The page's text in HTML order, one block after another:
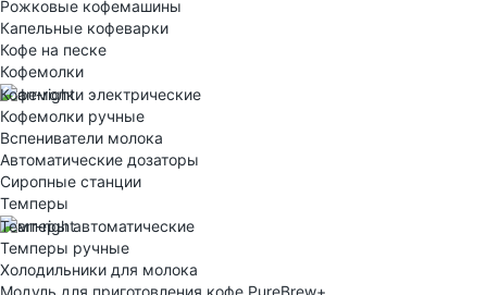
Рожковые кофемашины
Капельные кофеварки
Кофе на песке
Кофемолки
Кофемолки электрические
Кофемолки ручные
Вспениватели молока
Автоматические дозаторы
Сиропные станции
Темперы
Темперы автоматические
Темперы ручные
Холодильники для молока